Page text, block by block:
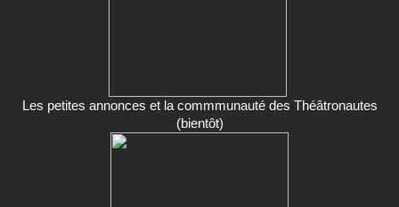
Les petites annonces et la commmunauté des Théâtronautes
(bientôt)